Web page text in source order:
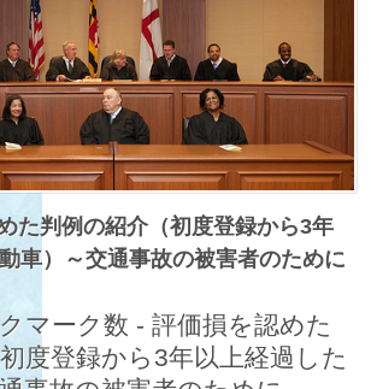
た判例の紹介（初度登録から3年
車）～交通事故の被害者のために